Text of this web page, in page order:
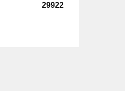
29922